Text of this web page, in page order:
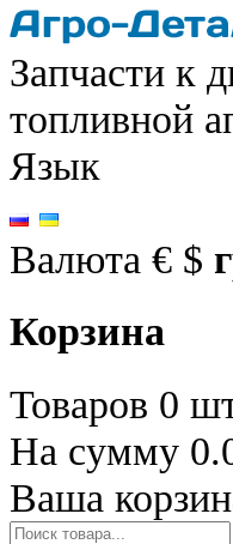
Запчасти к
топливной
Язык
Валюта € $
Корзина
Товаров 0
На сумму
Ваша